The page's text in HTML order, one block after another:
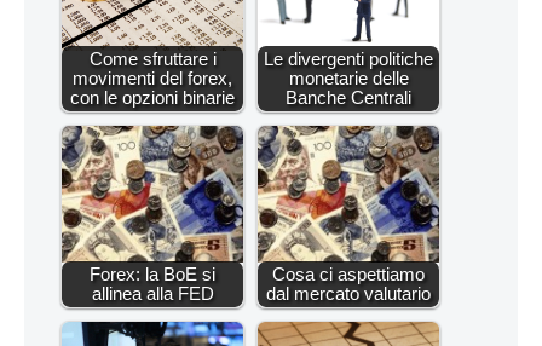
Come sfruttare i
movimenti del forex,
con le opzioni binarie
Le divergenti politiche
monetarie delle
Banche Centrali
Forex: la BoE si
allinea alla FED
Cosa ci aspettiamo
dal mercato valutario